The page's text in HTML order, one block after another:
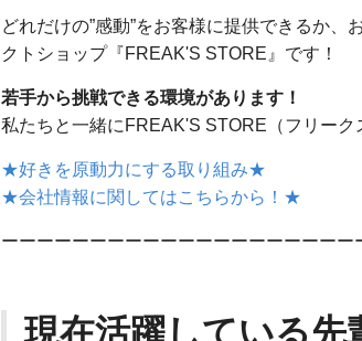
どれだけの”感動”をお客様に提供できるか
クトショップ『FREAK'S STORE』です！
若手から挑戦できる環境があります！
私たちと一緒にFREAK'S STORE（フリーク
★好きを原動力にする取り組み★
★会社情報に関してはこちらから！★
ーーーーーーーーーーーーーーーーーーーー
現在活躍している先